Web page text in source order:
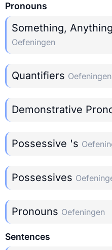
Pronouns
Something,
Oefeningen
Quantifiers Oefeningen
Demonstrative
Possessive 's
Possessives
Pronouns Oefeningen
Sentences